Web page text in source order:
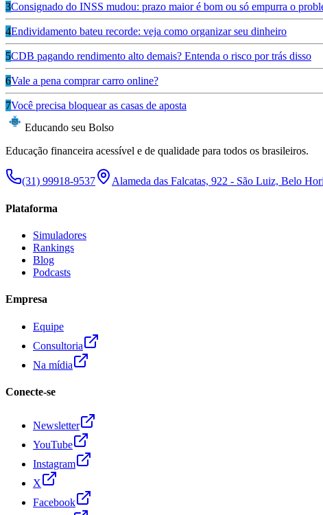
3Consignado do INSS mudou: prazo maior é bom ou só empurra o
4Endividamento bateu recorde: veja como organizar seu dinheiro
5CDB pagando rendimento alto demais? Entenda o risco por trás disso
6Vale a pena comprar carro online?
7Você precisa bloquear as casas de aposta
Educando seu Bolso
Educação financeira acessível e de qualidade para todos os brasileiros.
(31) 99918-9537 Alameda das Falcatas, 922 - São Luiz, Belo
Plataforma
Simuladores
Rankings
Blog
Podcasts
Empresa
Equipe
Consultoria
Na mídia
Conecte-se
Newsletter
YouTube
Instagram
X
Facebook